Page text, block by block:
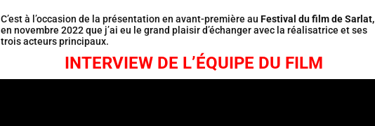
C’est à l’occasion de la présentation en avant-première au Festival du film de Sarlat,
en novembre 2022 que j’ai eu le grand plaisir d’échanger avec la réalisatrice et ses
trois acteurs principaux.
INTERVIEW DE L’ÉQUIPE DU FILM